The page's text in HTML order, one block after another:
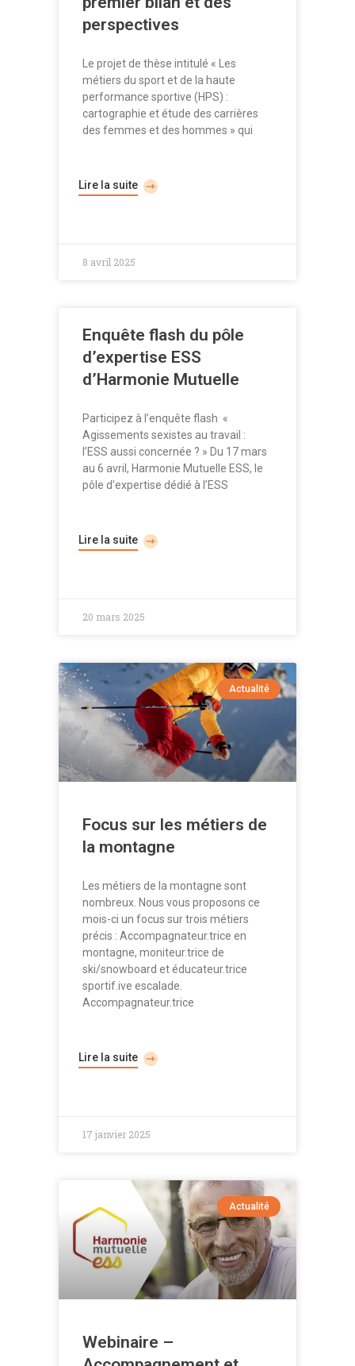
perspectives
Le projet de thèse intitulé « Les
métiers du sport et de la haute
performance sportive (HPS) :
cartographie et étude des carrières
des femmes et des hommes » qui
Lire la suite
8 avril 2025
Enquête flash du pôle
d’expertise ESS
d’Harmonie Mutuelle
Participez à l’enquête flash «
Agissements sexistes au travail :
l’ESS aussi concernée ? » Du 17 mars
au 6 avril, Harmonie Mutuelle ESS, le
pôle d’expertise dédié à l’ESS
Lire la suite
20 mars 2025
Actualité
Focus sur les métiers de
la montagne
Les métiers de la montagne sont
nombreux. Nous vous proposons ce
mois-ci un focus sur trois métiers
précis : Accompagnateur.trice en
montagne, moniteur.trice de
ski/snowboard et éducateur.trice
sportif.ive escalade.
Accompagnateur.trice
Lire la suite
17 janvier 2025
Actualité
Webinaire –